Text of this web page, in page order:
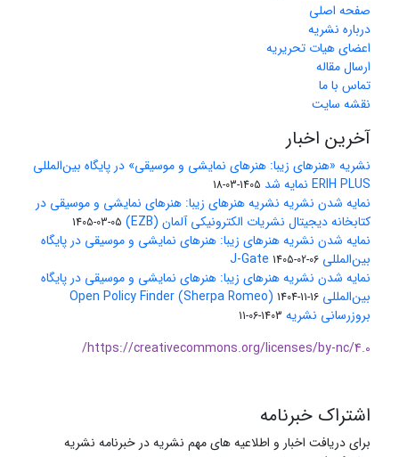
صفحه اصلی
درباره نشریه
اعضای هیات تحریریه
ارسال مقاله
تماس با ما
نقشه سایت
آخرین اخبار
نشریه «هنرهای زیبا: هنرهای نمایشی و موسیقی» در پایگاه بین‌المللی
ERIH PLUS نمایه شد
1405-03-18
نمایه شدن نشریه نشریه هنرهای زیبا: هنرهای نمایشی و موسیقی در
کتابخانه دیجیتال نشریات الکترونیکی آلمان (EZB)
1405-03-05
نمایه شدن نشریه هنرهای زیبا: هنرهای نمایشی و موسیقی در پایگاه
بین‌المللی J-Gate 1405-02-06
نمایه شدن نشریه هنرهای زیبا: هنرهای نمایشی و موسیقی در پایگاه
بین‌المللی Open Policy Finder (Sherpa Romeo) 1404-11-16
بروزرسانی نشریه 1403-06-11
https://creativecommons.org/licenses/by-nc/4.0/
اشتراک خبرنامه
برای دریافت اخبار و اطلاعیه های مهم نشریه در خبرنامه نشریه